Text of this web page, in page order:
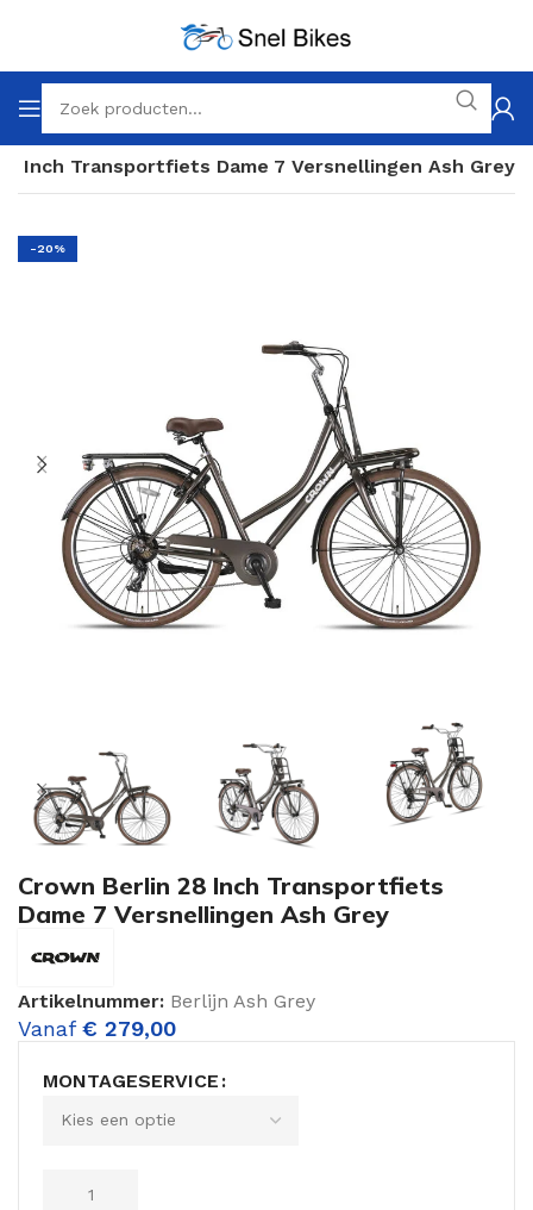
Inch Transportfiets Dame 7 Versnellingen Ash Grey
-20%
Crown Berlin 28 Inch Transportfiets
Dame 7 Versnellingen Ash Grey
Artikelnummer: Berlijn Ash Grey
Vanaf € 279,00
MONTAGESERVICE